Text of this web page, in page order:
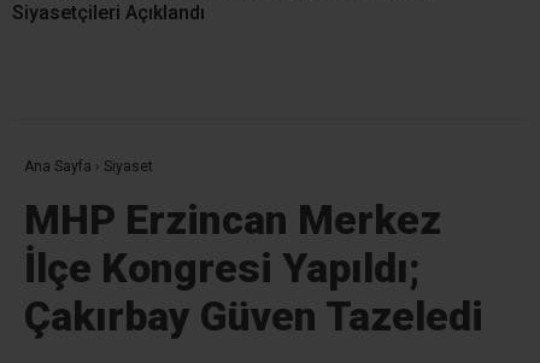
Siyasetçileri Açıklandı
Ana Sayfa › Siyaset
MHP Erzincan Merkez
İlçe Kongresi Yapıldı;
Çakırbay Güven Tazeledi